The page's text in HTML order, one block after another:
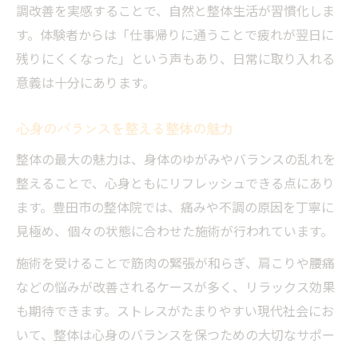
整体の楽しみ方が広がる暮らしの提案
整体趣味が日常にもたらす快適さ
豊田市で見つける趣味整体の極意
豊田市で整体趣味を楽しむための極意
整体体験で気づく豊田市の新たな魅力
整体趣味を深める豊田市のおすすめポイン
ト
豊田市で整体が趣味になる理由を探る
整体を通じて自分と丁寧に向き合う日々
整体趣味で自己理解を深める時間
整体で気づく心と身体の新たな発見
調改善を実感することで、自然と整体生活が習慣化しま
す。体験者からは「仕事帰りに通うことで疲れが翌日に
残りにくくなった」という声もあり、日常に取り入れる
意義は十分にあります。
心身のバランスを整える整体の魅力
整体の最大の魅力は、身体のゆがみやバランスの乱れを
整えることで、心身ともにリフレッシュできる点にあり
ます。豊田市の整体院では、痛みや不調の原因を丁寧に
見極め、個々の状態に合わせた施術が行われています。
施術を受けることで筋肉の緊張が和らぎ、肩こりや腰痛
などの悩みが改善されるケースが多く、リラックス効果
も期待できます。ストレスがたまりやすい現代社会にお
いて、整体は心身のバランスを保つための大切なサポー